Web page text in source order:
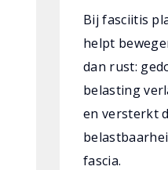
Bij fasciitis
helpt
dan rust:
belasting
en versterkt
fascia.